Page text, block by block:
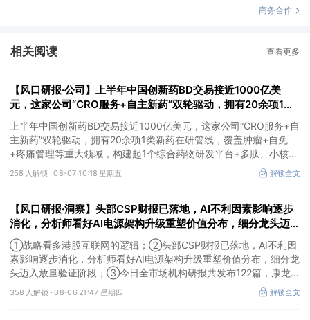
商务合作
相关阅读 查看更多
【风口研报·公司】上半年中国创新药BD交易接近1000亿美
元，这家公司“CRO服务+自主新药”双轮驱动，拥有20余项1类
新药在研管线，覆盖肿瘤+自免+疼痛管理等重大领域
上半年中国创新药BD交易接近1000亿美元，这家公司“CRO服务+自
主新药”双轮驱动，拥有20余项1类新药在研管线，覆盖肿瘤+自免
+疼痛管理等重大领域，构建起1个综合药物研发平台+多肽、小核
酸、CGT、小分子4个创新技术平台，创新转型成果正逐步兑现。
258 人解锁 ·08-07 10:18 星期五 解锁全文
【风口研报·洞察】头部CSP财报已落地，AI不利因素影响逐步
消化，分析师看好AI电源架构升级重塑价值分布，细分龙头迈入
放量验证阶段；战略看多港股互联网的逻辑
①战略看多港股互联网的逻辑；②头部CSP财报已落地，AI不利因
素影响逐步消化，分析师看好AI电源架构升级重塑价值分布，细分龙
头迈入放量验证阶段；③今日全市场机构研报共发布122篇，康龙化
成、江淮汽车评级得到上调，9家公司获得首度覆盖，其中乔锋智能
获新财富分析师深度覆盖；④在个股机构关注度排行中，华峰化学
358 人解锁 ·08-06 21:47 星期四 解锁全文